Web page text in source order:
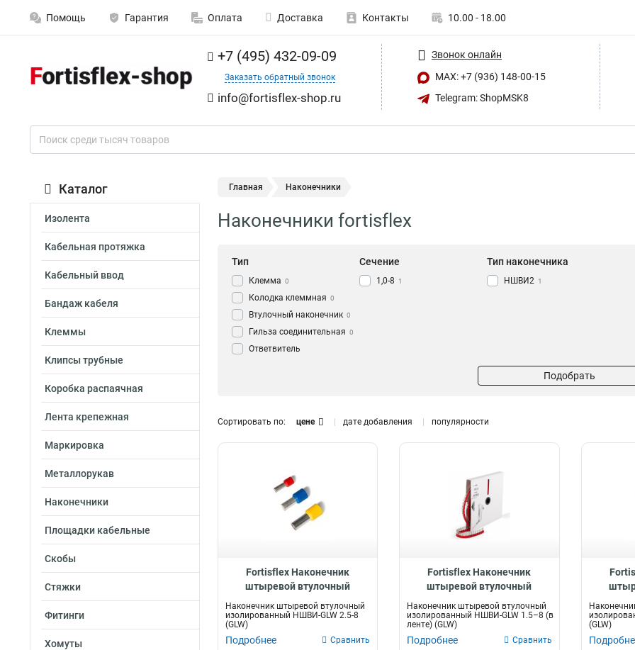
Помощь Гарантия Оплата Доставка Контакты 10.00 - 18.00
+7 (495) 432-09-09
Заказать обратный звонок
info@fortisflex-shop.ru
Звонок онлайн
MAX: +7 (936) 148-00-15
Telegram: ShopMSK8
Каталог
Изолента
Кабельная протяжка
Кабельный ввод
Бандаж кабеля
Клеммы
Клипсы трубные
Коробка распаячная
Лента крепежная
Маркировка
Металлорукав
Наконечники
Площадки кабельные
Скобы
Стяжки
Фитинги
Хомуты
Главная Наконечники
Наконечники fortisflex
Тип
Клемма 0
Колодка клеммная 0
Втулочный наконечник 0
Гильза соединительная 0
Ответвитель
(орех)
Контактный зажим для
Герметичная колодка
Влагозащитный корпус
для клемм 0
Заглушка для клемм 0
Наконечник 7
Сечение
1,0-8 1
Тип наконечника
НШВИ2 1
Подобрать
Сортировать по: цене дате добавления популярности
Fortisflex Наконечник
штыревой втулочный
изолированный НШВИ-GLW
2.5-8, 61578
Наконечник штыревой втулочный
изолированный НШВИ-GLW 2.5-8
(GLW)
Подробнее Сравнить
Fortisflex Наконечник
штыревой втулочный
изолированный НШВИ-GLW
1.5–8 (в ленте), 61596
Наконечник штыревой втулочный
изолированный НШВИ-GLW 1.5–8 (в
ленте) (GLW)
Подробнее Сравнить
(GLW)